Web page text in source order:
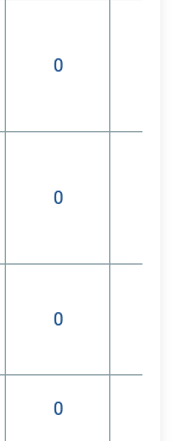
0
0
0
0